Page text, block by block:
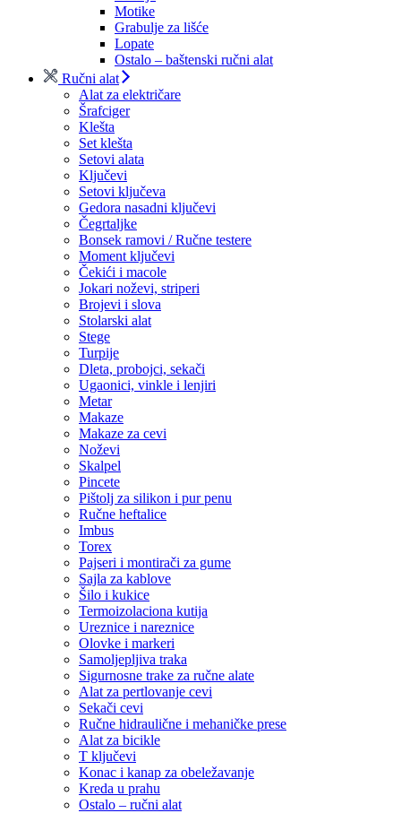
Motike
Grabulje za lišće
Lopate
Ostalo – baštenski ručni alat
Ručni alat
Alat za električare
Šrafciger
Klešta
Set klešta
Setovi alata
Ključevi
Setovi ključeva
Gedora nasadni ključevi
Čegrtaljke
Bonsek ramovi / Ručne testere
Moment ključevi
Čekići i macole
Jokari noževi, striperi
Brojevi i slova
Stolarski alat
Stege
Turpije
Dleta, probojci, sekači
Ugaonici, vinkle i lenjiri
Metar
Makaze
Makaze za cevi
Noževi
Skalpel
Pincete
Pištolj za silikon i pur penu
Ručne heftalice
Imbus
Torex
Pajseri i montirači za gume
Sajla za kablove
Šilo i kukice
Termoizolaciona kutija
Ureznice i nareznice
Olovke i markeri
Samoljepljiva traka
Sigurnosne trake za ručne alate
Alat za pertlovanje cevi
Sekači cevi
Ručne hidraulične i mehaničke prese
Alat za bicikle
T ključevi
Konac i kanap za obeležavanje
Kreda u prahu
Ostalo – ručni alat